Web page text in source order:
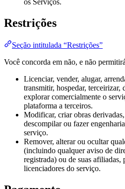
os Serviços.
Restrições
Seção intitulada “Restrições”
Você concorda em não, e não
Licenciar, vender, alugar,
transmitir, hospedar,
explorar comercialmente o
plataforma a terceiros.
Modificar, criar obras
descompilar ou fazer
serviço.
Remover, alterar ou ocultar
(incluindo qualquer aviso de
registrada) ou de suas afiliadas,
licenciadores do serviço.